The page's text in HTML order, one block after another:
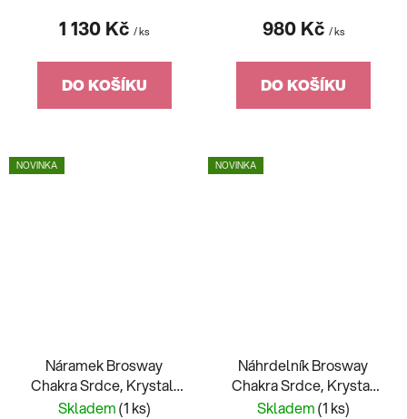
1 130 Kč / ks
DO KOŠÍKU
980 Kč / ks
DO KOŠÍKU
NOVINKA
Náramek Brosway
Chakra Srdce, Krystal,
Nekonečno BHKLE05
Skladem(1 ks)
NOVINKA
Náhrdelník Brosway
Chakra Srdce, Krystal
BHKLE04
Skladem(1 ks)